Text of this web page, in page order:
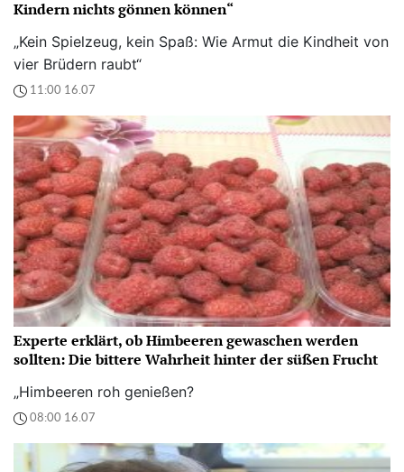
Kindern nichts gönnen können“
„Kein Spielzeug, kein Spaß: Wie Armut die Kindheit von
vier Brüdern raubt“
11:00 16.07
Experte erklärt, ob Himbeeren gewaschen werden
sollten: Die bittere Wahrheit hinter der süßen Frucht
„Himbeeren roh genießen?
08:00 16.07